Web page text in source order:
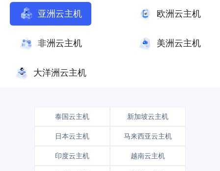
亚洲云主机 欧洲云主机
非洲云主机 美洲云主机
大洋洲云主机
泰国云主机 新加坡云主机
日本云主机 马来西亚云主机
印度云主机 越南云主机